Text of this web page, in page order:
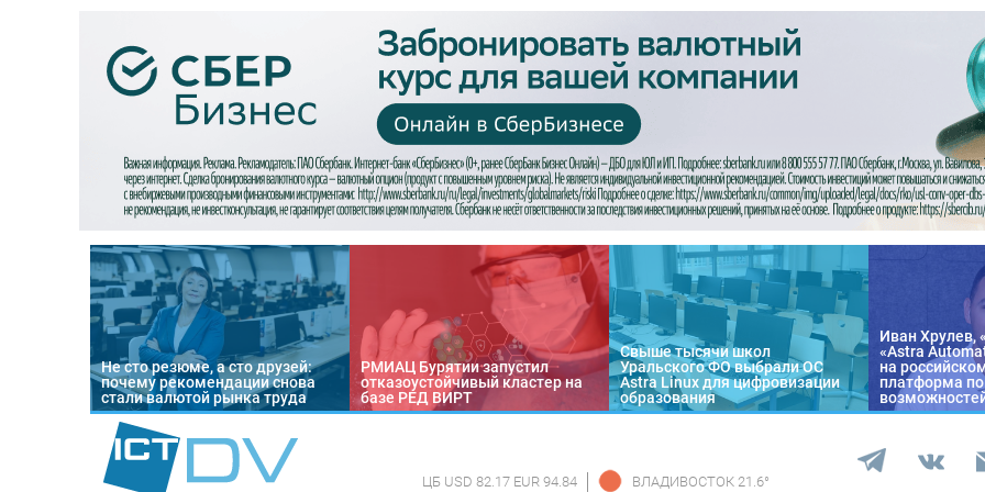
Не сто резюме, а сто друзей:
почему рекомендации снова
стали валютой рынка труда
РМИАЦ Бурятии запустил
отказоустойчивый кластер на
базе РЕД ВИРТ
Свыше тысячи школ
Уральского ФО выбрали ОС
Astra Linux для цифровизации
образования
Иван Хрулев,
«Astra
на
платформа по
ЦБ USD 82.17 EUR 94.84 ВЛАДИВОСТОК 21.6°